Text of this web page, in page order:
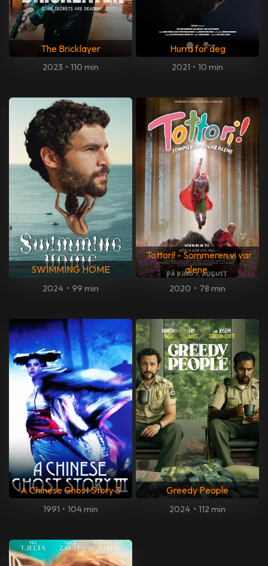
The Bricklayer
2023 • 110 min
Hurra for deg
2021 • 10 min
SWIMMING HOME
2024 • 99 min
Tottori! - Sommeren vi var
alene
2020 • 78 min
A Chinese Ghost Story 3
1991 • 104 min
Greedy People
2024 • 112 min